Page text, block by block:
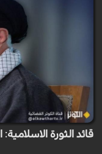
قائد الثورة